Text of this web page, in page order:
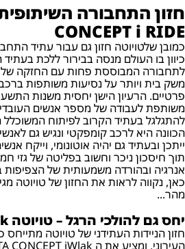
CONCEPT i RIDE
כמובן שלטויוטה חזון גם עבור עתיד
כיוון בו העולם מנסה בבירור ללכת
לתחבורה המבוססת פחות עם החזקה של
משק בית ויותר על נסיעות משותפות
משותפת לעבודה של מספר אנשים
להתגלגל בעתיד הקרוב לפיתוח המשוכלל
הכוונה היא לרכב קומפקטי ונגיש גם
ייתכן ובעתיד גם יהיה אוטונומי, וייקח
תוך חיסכון ניכר וחשוב בפליטה של גזי
אנרגיה ובהורדה משמעותית של הצפיפות
כאן, נקווה לראות את החזון של טויוטה
מהר...
יחס גם להולכי הרגל – טויוטה iWalk
חזון הניידות העתידני של טויוטה